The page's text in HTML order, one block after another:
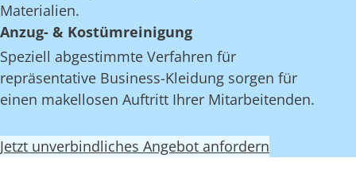
Materialien.
Anzug- & Kostümreinigung
Speziell abgestimmte Verfahren für
repräsentative Business-Kleidung sorgen für
einen makellosen Auftritt Ihrer Mitarbeitenden.
Jetzt unverbindliches Angebot anfordern